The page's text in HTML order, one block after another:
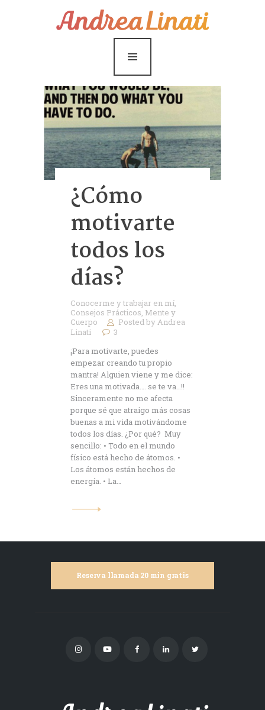
¿Cómo funciona?
Servicios
Coaching Gratis
Conóceme
Contáctame
Blog
¿Cómo
motivarte
todos los
días?
Conocerme y trabajar en mí
Consejos Prácticos Mente y
Cuerpo
Posted by Andrea
Linati
3
¡Para motivarte, puedes
empezar creando tu propio
mantra! Alguien viene y me dice:
Eres una motivada…. se te va…!!
Sinceramente no me afecta
porque sé que atraigo más cosas
buenas a mi vida motivándome
todos los días. ¿Por qué? Muy
sencillo: • Todo en el mundo
físico está hecho de átomos. •
Los átomos están hechos de
energía. • La…
Reserva llamada 20 min gratis